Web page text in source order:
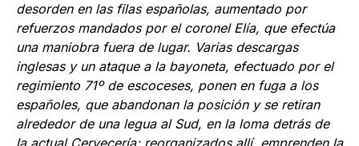
desorden en las filas españolas, aumentado por
refuerzos mandados por el coronel Elía, que efectúa
una manio­bra fuera de lugar. Varias descargas
inglesas y un ataque a la bayoneta, efectuado por el
regimiento 71º de escoceses, ponen en fuga a los
españoles, que abandonan la posición y se retiran
alrededor de una legua al Sud, en la loma detrás de
la actual Cervecería; reorganizados allí, emprenden la